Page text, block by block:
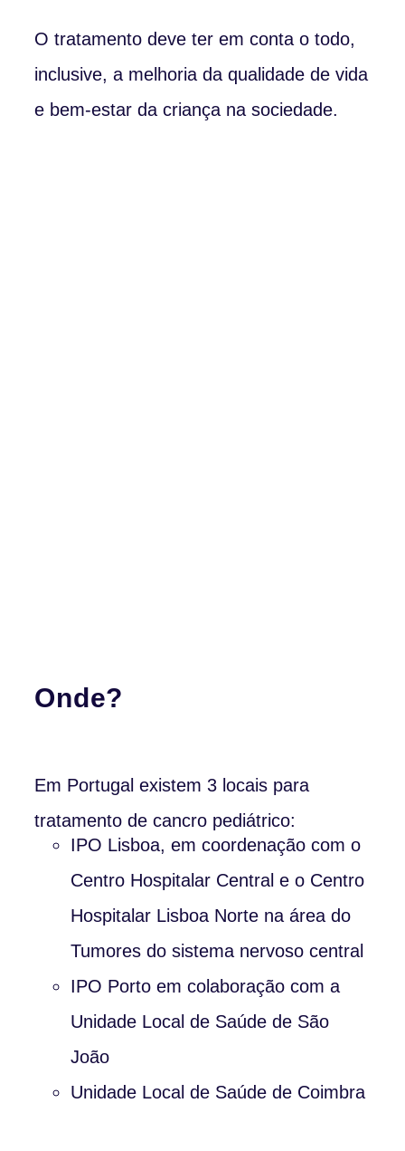
O tratamento deve ter em conta o todo,
inclusive, a melhoria da qualidade de vida
e bem-estar da criança na sociedade.
Onde?
Em Portugal existem 3 locais para
tratamento de cancro pediátrico:
IPO Lisboa, em coordenação com o
Centro Hospitalar Central e o Centro
Hospitalar Lisboa Norte na área do
Tumores do sistema nervoso central
IPO Porto em colaboração com a
Unidade Local de Saúde de São
João
Unidade Local de Saúde de Coimbra